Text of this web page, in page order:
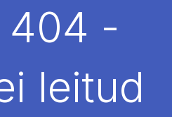
404 -
leitud